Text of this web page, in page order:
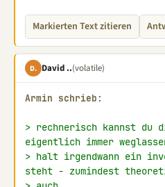
Markierten Text zitieren
D. David ..(volatile)
Armin schrieb:
> rechnerisch kannst du
eigentlich immer
> halt irgendwann ein
steht - zumindest